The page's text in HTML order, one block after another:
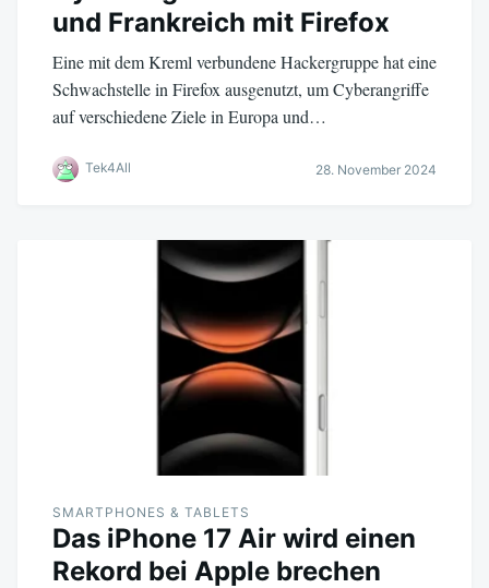
und Frankreich mit Firefox
Eine mit dem Kreml verbundene Hackergruppe hat eine
Schwachstelle in Firefox ausgenutzt, um Cyberangriffe
auf verschiedene Ziele in Europa und…
Tek4All 28. November 2024
SMARTPHONES & TABLETS
Das iPhone 17 Air wird einen
Rekord bei Apple brechen